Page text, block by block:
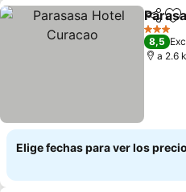
3 Estrellas
8,5
a 2.6
Elige fechas para ver los